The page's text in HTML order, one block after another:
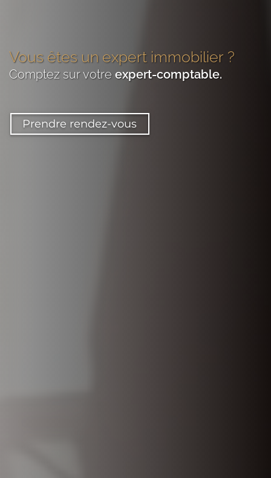
Vous êtes un expert immobilier ?
Comptez sur votre expert-comptable.
Prendre rendez-vous